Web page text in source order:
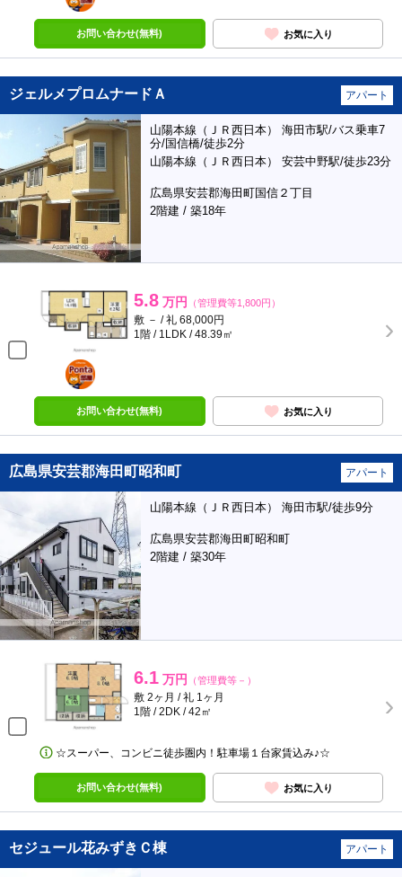
お問い合わせ(無料) お気に入り
ジェルメプロムナードＡ アパート
山陽本線（ＪＲ西日本） 海田市駅/バス乗車7
分/国信橋/徒歩2分
山陽本線（ＪＲ西日本） 安芸中野駅/徒歩23分
広島県安芸郡海田町国信２丁目
2階建 / 築18年
5.8 万円 （管理費等1,800円）
敷 － / 礼 68,000円
1階 / 1LDK / 48.39㎡
ポンタ
部屋
お問い合わせ(無料) お気に入り
広島県安芸郡海田町昭和町 アパート
山陽本線（ＪＲ西日本） 海田市駅/徒歩9分
広島県安芸郡海田町昭和町
2階建 / 築30年
6.1 万円 （管理費等－）
敷 2ヶ月 / 礼 1ヶ月
1階 / 2DK / 42㎡
☆スーパー、コンビニ徒歩圏内！駐車場１台家賃込み♪☆
お問い合わせ(無料) お気に入り
セジュール花みずきＣ棟 アパート